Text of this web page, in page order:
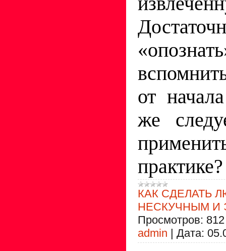
от
же
практике?
КАК СДЕЛАТЬ
НЕСКУЧНЫМ И
Просмотров: 812
admin | Дата: